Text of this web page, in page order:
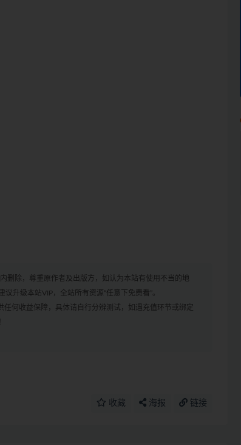
删除，尊重原作者及出版方，如认为本站有使用不当的地
升级本站VIP，全站所有资源“任意下免费看”。
何收益保障，具体请自行分辨测试，如遇充值环节或绑定
收藏 海报 链接